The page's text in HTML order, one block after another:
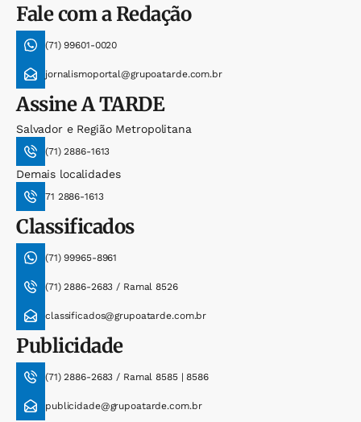
Fale com a Redação
(71) 99601-0020
jornalismoportal@grupoatarde.com.br
AssineA TARDE
Salvador e Região Metropolitana
(71) 2886-1613
Demais localidades
71 2886-1613
Classificados
(71) 99965-8961
(71) 2886-2683 / Ramal 8526
classificados@grupoatarde.com.br
Publicidade
(71) 2886-2683 / Ramal 8585 | 8586
publicidade@grupoatarde.com.br